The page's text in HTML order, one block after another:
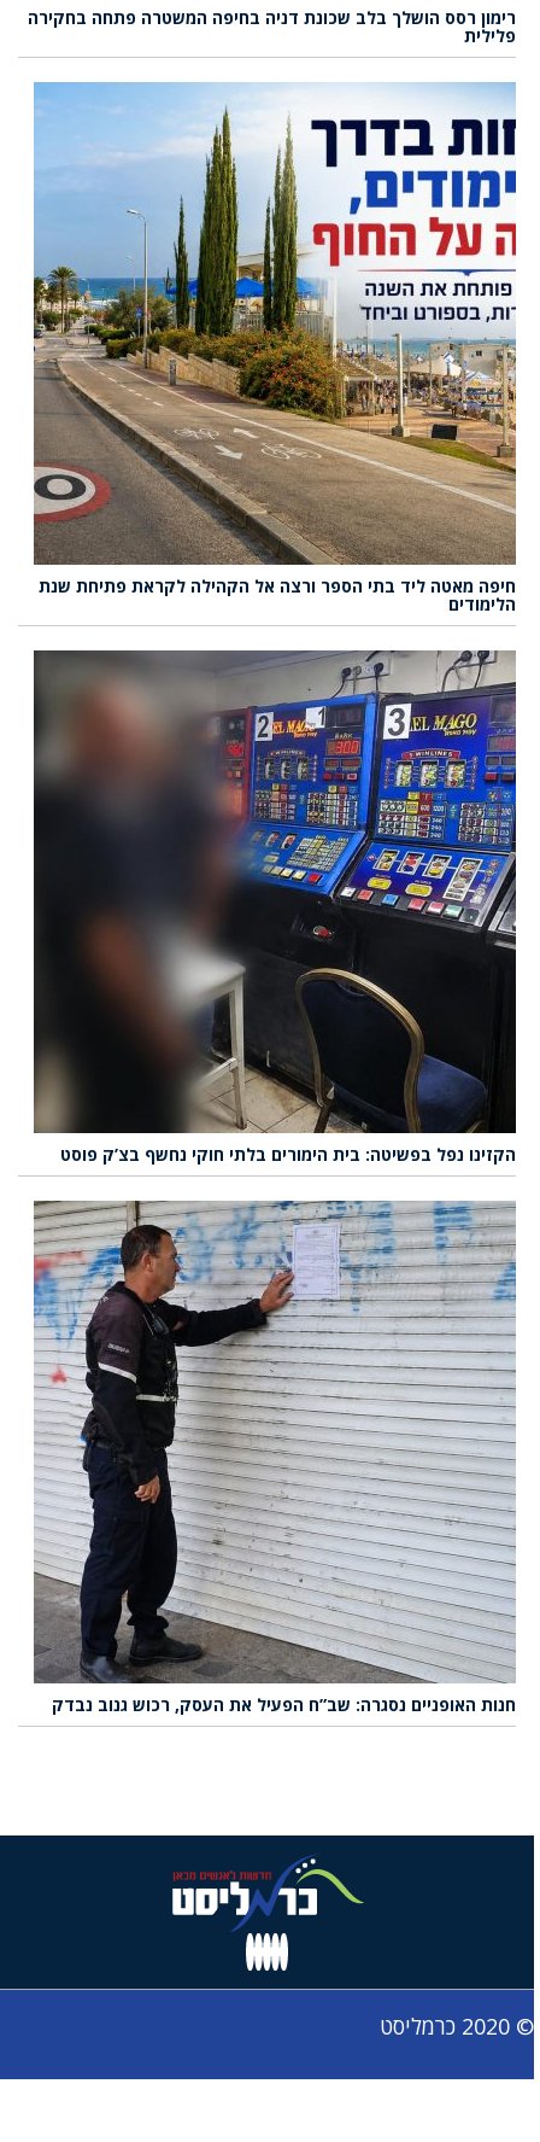
רימון רסס הושלך בלב שכונת דניה בחיפה המשטרה פתחה בחקירה
פלילית
חיפה מאטה ליד בתי הספר ורצה אל הקהילה לקראת פתיחת שנת
הלימודים
הקזינו נפל בפשיטה: בית הימורים בלתי חוקי נחשף בצ’ק פוסט
חנות האופניים נסגרה: שב”ח הפעיל את העסק, רכוש גנוב נבדק
© 2020 כרמליסט